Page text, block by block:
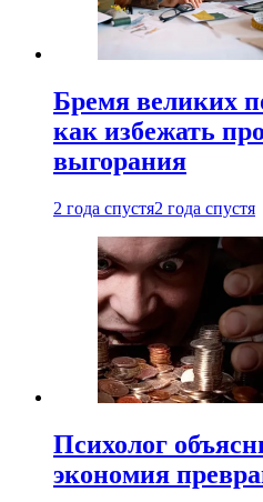
Бремя великих
как избежать
выгорания
2 года спустя2 года спустя
Психолог
экономия